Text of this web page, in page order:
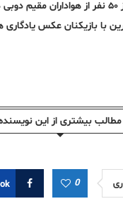
در این تمرین بیش از ۵۰ نفر از
با بازیکنان عکس یادگاری
مطالب بیشتری از این
0